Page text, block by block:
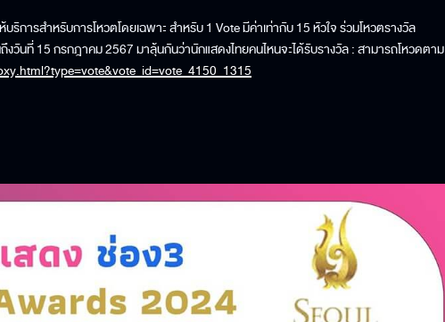
ารสำหรับการโหวตโดยเฉพาะ สำหรับ 1 Vote มีค่าเท่ากับ 15 หัวใจ ร่วมโหวตรางวัล
นที่ 15 กรกฎาคม 2567 มาลุ้นกันว่านักแสดงไทยคนไหนจะได้รับรางวัล : สามารถโหวดตาม